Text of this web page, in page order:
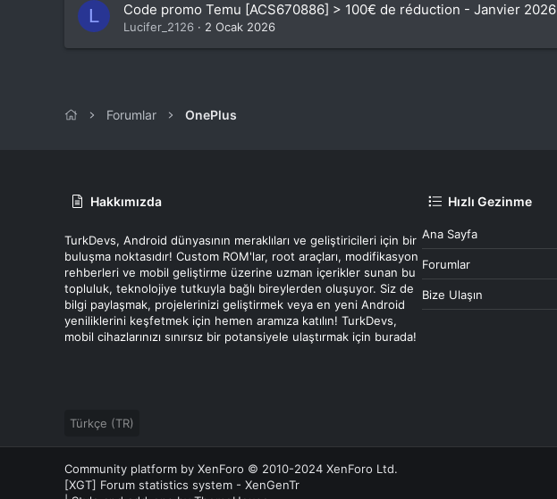
L Code promo Temu [ACS670886] > 100€ de réduction - Janvier 2026
Lucifer_2126 2 Ocak 2026
Forumlar OnePlus
Hakkımızda
TurkDevs, Android dünyasının meraklıları ve geliştiricileri için bir
buluşma noktasıdır! Custom ROM'lar, root araçları, modifikasyon
rehberleri ve mobil geliştirme üzerine uzman içerikler sunan bu
topluluk, teknolojiye tutkuyla bağlı bireylerden oluşuyor. Siz de
bilgi paylaşmak, projelerinizi geliştirmek veya en yeni Android
yeniliklerini keşfetmek için hemen aramıza katılın! TurkDevs,
mobil cihazlarınızı sınırsız bir potansiyele ulaştırmak için burada!
Hızlı Gezinme
Ana Sayfa
Forumlar
Bize Ulaşın
Türkçe (TR)
Community platform by XenForo © 2010-2024 XenForo Ltd.
[XGT] Forum statistics system - XenGenTr